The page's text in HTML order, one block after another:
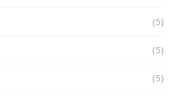
(5)
(5)
(5)